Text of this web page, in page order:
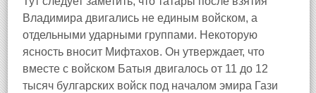
Владимира двигались не единым войском, а
отдельными ударными группами. Некоторую
ясность вносит Мифтахов. Он утверждает, что
вместе с войском Батыя двигалось от 11 до 12
тысяч булгарских войск под началом эмира Гази